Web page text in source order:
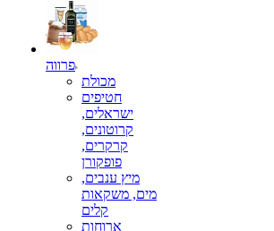
פרווה
מכולת
חטיפים
ישראלים,
קרוטונים,
קרקרים,
פופקורן
מיץ ענבים,
מים, משקאות
קלים
ארוחות